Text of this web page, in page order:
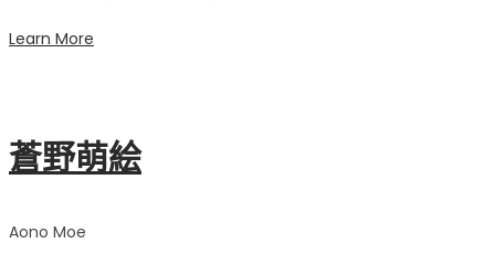
Learn More
蒼野萌絵
Aono Moe